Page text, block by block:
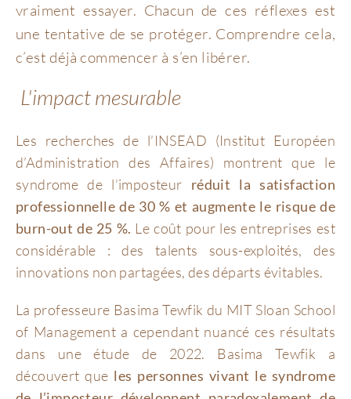
vraiment essayer. Chacun de ces réflexes est
une tentative de se protéger. Comprendre cela,
c’est déjà commencer à s’en libérer.
L'impact mesurable
Les recherches de l’INSEAD (Institut Européen
d’Administration des Affaires) montrent que le
syndrome de l’imposteur réduit la satisfaction
professionnelle de 30 % et augmente le risque de
burn-out de 25 %. Le coût pour les entreprises est
considérable : des talents sous-exploités, des
innovations non partagées, des départs évitables.
La professeure Basima Tewfik du MIT Sloan School
of Management a cependant nuancé ces résultats
dans une étude de 2022. Basima Tewfik a
découvert que les personnes vivant le syndrome